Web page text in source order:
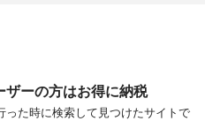
ザーの方はお得に納税
った時に検索して見つけたサイトで